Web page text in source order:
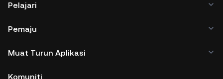
Pelajari
Pemaju
Muat Turun Aplikasi
Komuniti